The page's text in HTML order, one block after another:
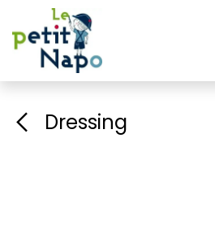
Se rendre au contenu
Dressing